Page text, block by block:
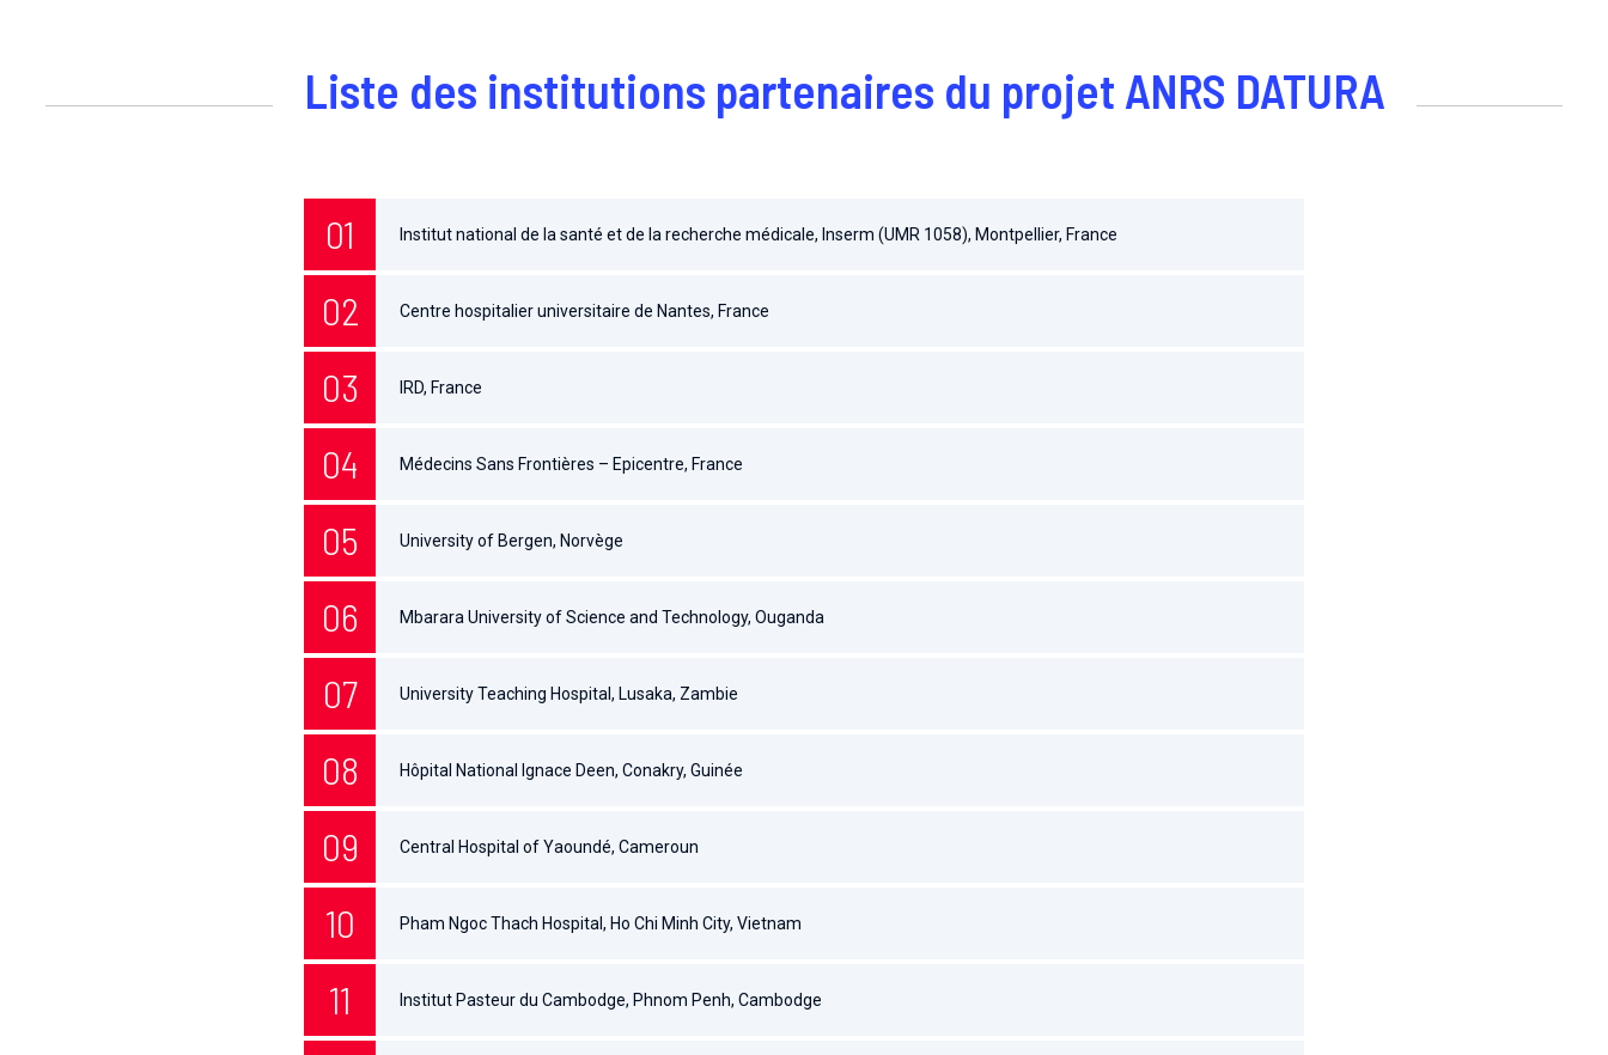
Liste des institutions partenaires du projet ANRS DATURA
Institut national de la santé et de la recherche médicale, Inserm (UMR 1058), Montpellier, France
Centre hospitalier universitaire de Nantes, France
IRD, France
Médecins Sans Frontières – Epicentre, France
University of Bergen, Norvège
Mbarara University of Science and Technology, Ouganda
University Teaching Hospital, Lusaka, Zambie
Hôpital National Ignace Deen, Conakry, Guinée
Central Hospital of Yaoundé, Cameroun
Pham Ngoc Thach Hospital, Ho Chi Minh City, Vietnam
Institut Pasteur du Cambodge, Phnom Penh, Cambodge